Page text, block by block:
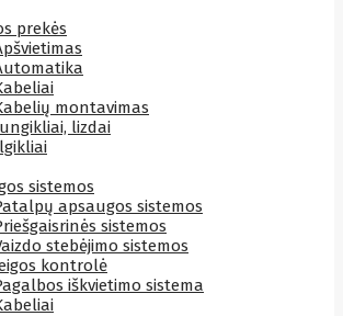
prekės
montavimas
lizdai
sistemos
apsaugos sistemos
sistemos
stebėjimo sistemos
kontrolė
iškvietimo sistema